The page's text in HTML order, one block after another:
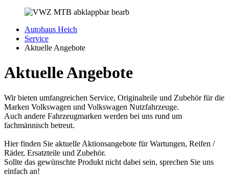
Autohaus Heich
Service
Aktuelle Angebote
Aktuelle Angebote
Wir bieten umfangreichen Service, Originalteile und Zubehör für die
Marken Volkswagen und Volkswagen Nutzfahrzeuge.
Auch andere Fahrzeugmarken werden bei uns rund um
fachmännisch betreut.
Hier finden Sie aktuelle Aktionsangebote für Wartungen, Reifen /
Räder, Ersatzteile und Zubehör.
Sollte das gewünschte Produkt nicht dabei sein, sprechen Sie uns
einfach an!